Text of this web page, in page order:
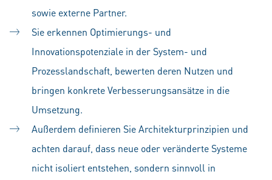
sowie externe Partner.
Sie erkennen Optimierungs- und
Innovationspotenziale in der System- und
Prozesslandschaft, bewerten deren Nutzen und
bringen konkrete Verbesserungsansätze in die
Umsetzung.
Außerdem definieren Sie Architekturprinzipien und
achten darauf, dass neue oder veränderte Systeme
nicht isoliert entstehen, sondern sinnvoll in